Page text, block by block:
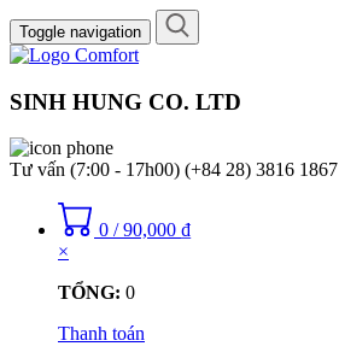
Toggle navigation
SINH HUNG CO. LTD
Tư vấn (7:00 - 17h00) (+84 28) 3816 1867
0 / 90,000 ₫
×
TỔNG: 0
Thanh toán